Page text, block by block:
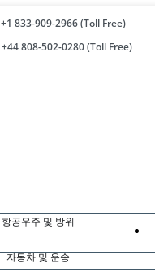
+1 833-909-2966 (Toll Free)
+44 808-502-0280 (Toll Free)
항공우주 및 방위
자동차 및 운송